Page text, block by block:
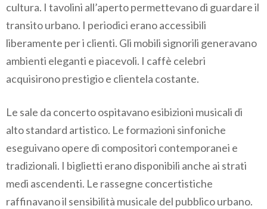
cultura. I tavolini all’aperto permettevano di guardare il
transito urbano. I periodici erano accessibili
liberamente per i clienti. Gli mobili signorili generavano
ambienti eleganti e piacevoli. I caffè celebri
acquisirono prestigio e clientela costante.
Le sale da concerto ospitavano esibizioni musicali di
alto standard artistico. Le formazioni sinfoniche
eseguivano opere di compositori contemporanei e
tradizionali. I biglietti erano disponibili anche ai strati
medi ascendenti. Le rassegne concertistiche
raffinavano il sensibilità musicale del pubblico urbano.